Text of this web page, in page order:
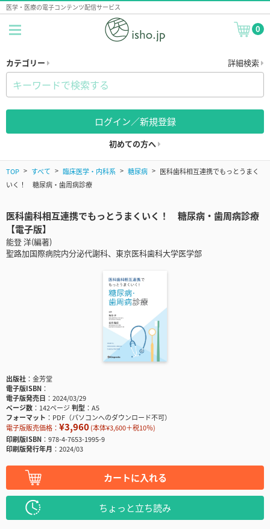
医学・医療の電子コンテンツ配信サービス
0
カテゴリー 詳細検索
ログイン／新規登録
初めての方へ
TOP すべて 臨床医学・内科系 糖尿病
医科歯科相互連携でもっとうまく
いく！ 糖尿病・歯周病診療
医科歯科相互連携でもっとうまくいく！ 糖尿病・歯周病診療
【電子版】
能登 洋(編著)
聖路加国際病院内分泌代謝科、東京医科歯科大学医学部
出版社
金芳堂
電子版ISBN
電子版発売日
2024/03/29
ページ数
142ページ判型
A5
フォーマット
PDF（パソコンへのダウンロード不可）
電子版販売価格： ¥3,960(本体¥3,600＋税10％)
印刷版ISBN
978-4-7653-1995-9
印刷版発行年月
2024/03
カートに入れる
ちょっと立ち読み